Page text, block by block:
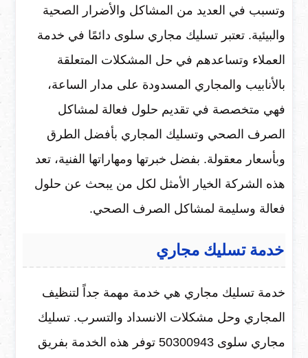
وتسبب في العديد من المشاكل والأضرار الصحية
والبيئية. تعتبر تسليك مجاري سلوى دائمًا في خدمة
العملاء وتساعدهم في حل المشكلات المتعلقة
بالأنابيب والمجاري المسدودة على مدار الساعة،
فهي متخصصة في تقديم حلول فعالة لمشاكل
الصرف الصحي وتسليك المجاري بأفضل الطرق
وبأسعار معقولة. بفضل خبرتها ومهاراتها الفنية، تعد
هذه الشركة الخيار الأمثل لكل من يبحث عن حلول
فعالة وسليمة لمشاكل الصرف الصحي.
خدمة تسليك مجاري
خدمة تسليك مجاري هي خدمة مهمة جداً لتنظيف
المجاري وحل مشكلات الانسداد والتسرب. تسليك
مجاري سلوى 50300943 توفر هذه الخدمة بفريق